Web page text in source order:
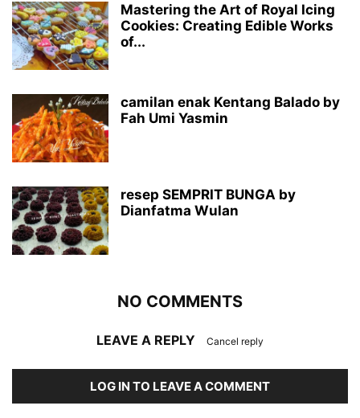
Mastering the Art of Royal Icing
Cookies: Creating Edible Works
of...
camilan enak Kentang Balado by
Fah Umi Yasmin
resep SEMPRIT BUNGA by
Dianfatma Wulan
NO COMMENTS
LEAVE A REPLY Cancel reply
LOG IN TO LEAVE A COMMENT